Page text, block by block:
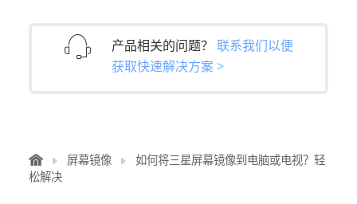
产品相关的问题？ 联系我们以便
获取快速解决方案 >
屏幕镜像
如何将三星屏幕镜像到电脑或电视？轻
松解决